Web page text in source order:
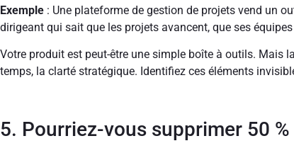
Exemple : Une plateforme de gestion de projets vend un
dirigeant qui sait que les projets avancent, que ses
Votre produit est peut-être une simple boîte à outils. Mais
temps, la clarté stratégique. Identifiez ces éléments
5. Pourriez-vous supprimer 50